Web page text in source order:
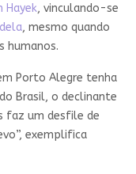
Hayek, vinculando-se
, mesmo quando
humanos.
Porto Alegre tenha
Brasil, o declinante
faz um desfile de
exemplifica